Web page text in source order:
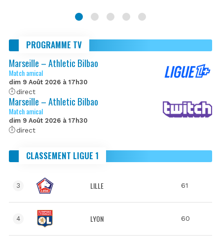
PROGRAMME TV
Marseille – Athletic Bilbao
Match amical
dim 9 Août 2026 à 17h30
direct
Marseille – Athletic Bilbao
Match amical
dim 9 Août 2026 à 17h30
direct
CLASSEMENT LIGUE 1
3 LILLE 61
4 LYON 60